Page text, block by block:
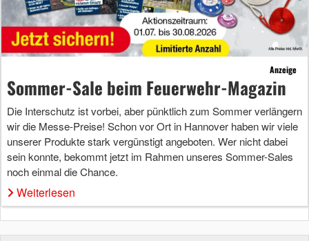
Anzeige
Sommer-Sale beim Feuerwehr-Magazin
Die Interschutz ist vorbei, aber pünktlich zum Sommer verlängern
wir die Messe-Preise! Schon vor Ort in Hannover haben wir viele
unserer Produkte stark vergünstigt angeboten. Wer nicht dabei
sein konnte, bekommt jetzt im Rahmen unseres Sommer-Sales
noch einmal die Chance.
Weiterlesen